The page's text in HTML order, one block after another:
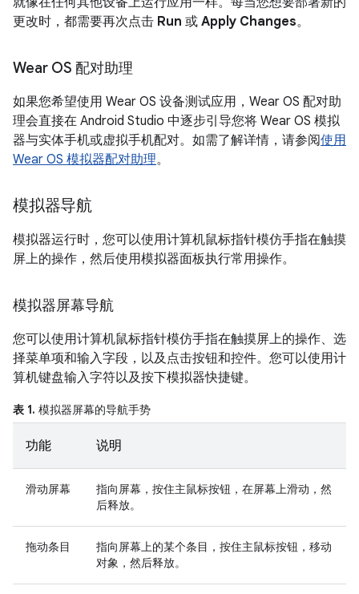
更改时，都需要再次点击 Run 或 Apply Changes。
Wear OS 配对助理
如果您希望使用 Wear OS 设备测试应用，Wear OS 配对助
理会直接在 Android Studio 中逐步引导您将 Wear OS 模拟
器与实体手机或虚拟手机配对。如需了解详情，请参阅使用
Wear OS 模拟器配对助理。
模拟器导航
模拟器运行时，您可以使用计算机鼠标指针模仿手指在触摸
屏上的操作，然后使用模拟器面板执行常用操作。
模拟器屏幕导航
您可以使用计算机鼠标指针模仿手指在触摸屏上的操作、选
择菜单项和输入字段，以及点击按钮和控件。您可以使用计
算机键盘输入字符以及按下模拟器快捷键。
表 1. 模拟器屏幕的导航手势
功能 说明
滑动屏幕
指向屏幕，按住主鼠标按钮，在屏幕上滑动，然
后释放。
拖动条目
指向屏幕上的某个条目，按住主鼠标按钮，移动
对象，然后释放。